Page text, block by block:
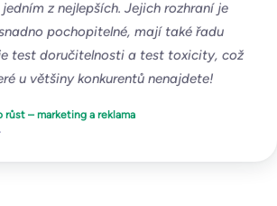
z nejlepších. Jejich rozhraní je
pochopitelné, mají také řadu
test doručitelnosti a test toxicity, což
u většiny konkurentů nenajdete!
růst – marketing a reklama